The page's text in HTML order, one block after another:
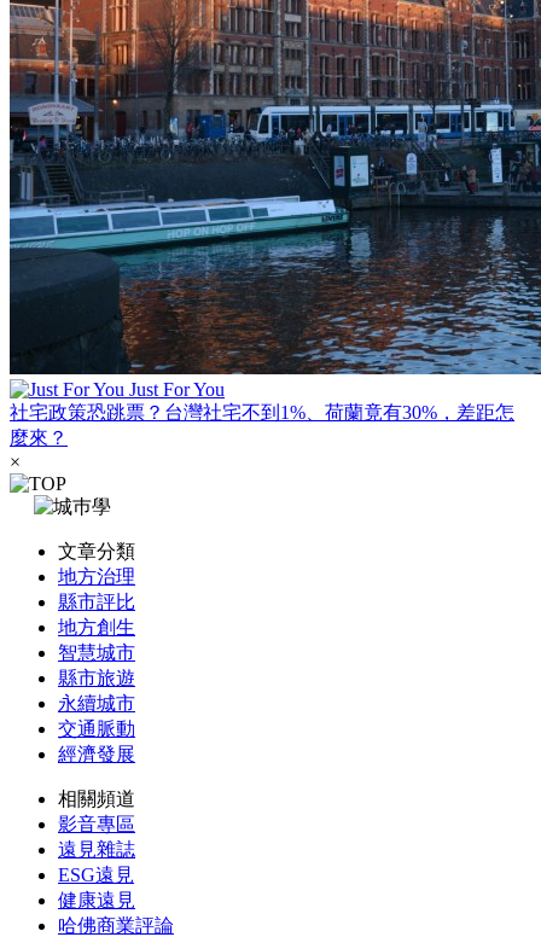
Just For You
社宅政策恐跳票？台灣社宅不到1%、荷蘭竟有30%，差距怎
麼來？
×
文章分類
地方治理
縣市評比
地方創生
智慧城市
縣市旅遊
永續城市
交通脈動
經濟發展
相關頻道
影音專區
遠見雜誌
ESG遠見
健康遠見
哈佛商業評論